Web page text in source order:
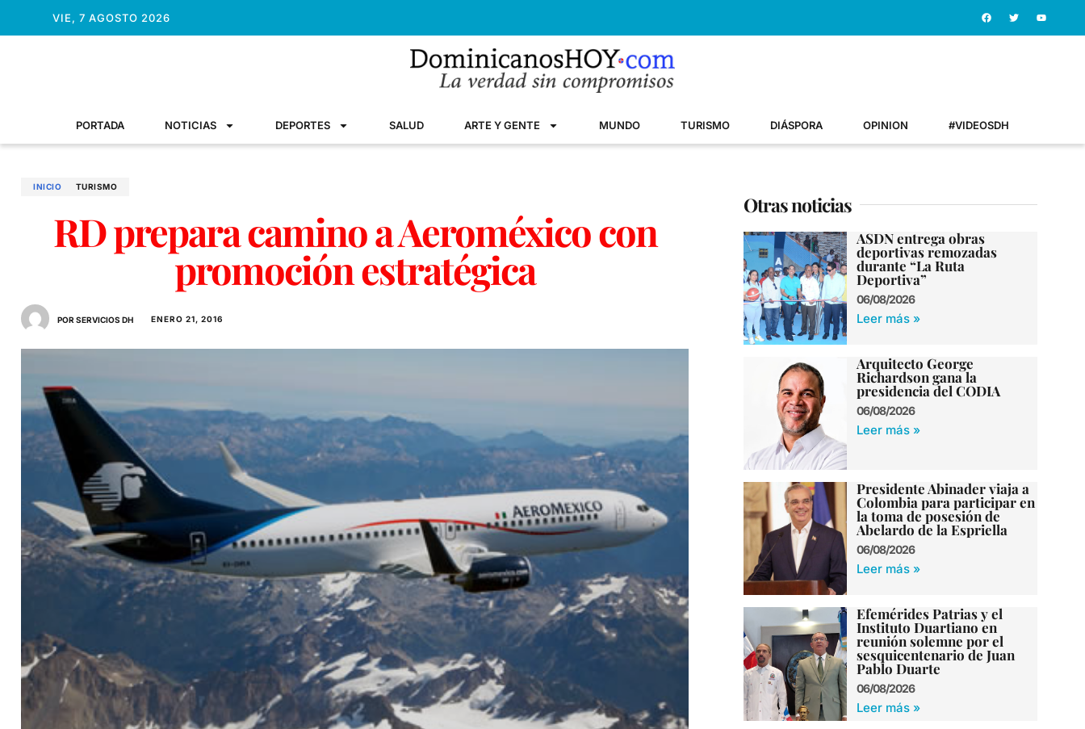
VIE, 7 AGOSTO 2026
PORTADA NOTICIAS DEPORTES SALUD ARTE Y GENTE MUNDO TURISMO DIÁSPORA OPINION #VIDEOSDH
INICIO TURISMO
RD prepara camino a Aeroméxico con
promoción estratégica
POR SERVICIOS DH ENERO 21, 2016
Otras noticias
ASDN entrega obras
deportivas remozadas
durante “La Ruta
Deportiva”
06/08/2026
Leer más »
Arquitecto George
Richardson gana la
presidencia del CODIA
06/08/2026
Leer más »
Presidente Abinader viaja a
Colombia para participar en
la toma de posesión de
Abelardo de la Espriella
06/08/2026
Leer más »
Efemérides Patrias y el
Instituto Duartiano en
reunión solemne por el
sesquicentenario de Juan
Pablo Duarte
06/08/2026
Leer más »